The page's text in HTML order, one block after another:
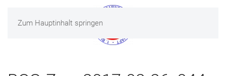
Zum Hauptinhalt springen
MENÜ